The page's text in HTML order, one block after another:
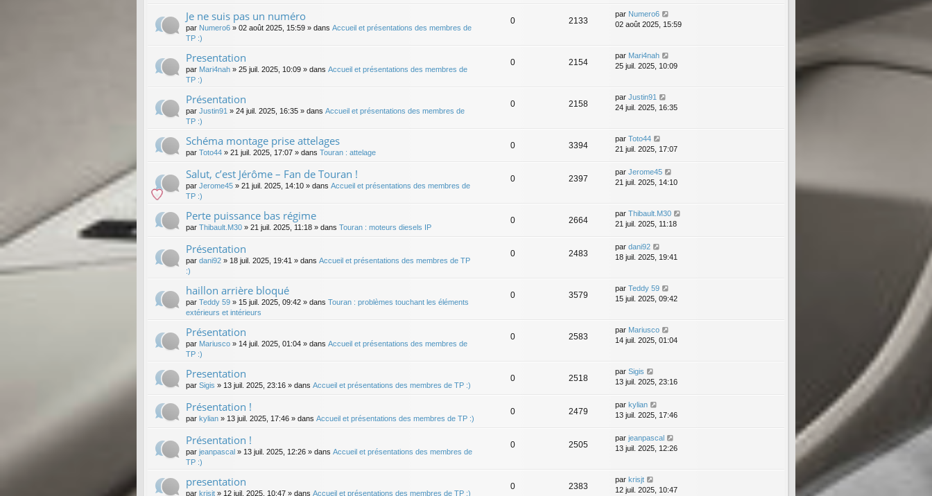
Je ne suis pas un numéro
par Numero6 » 02 août 2025, 15:59 » dans Accueil et présentations des membres de
TP :)
0 2133
par Numero6
02 août 2025, 15:59
Presentation
par Mari4nah » 25 juil. 2025, 10:09 » dans Accueil et présentations des membres de
TP :)
0 2154
par Mari4nah
25 juil. 2025, 10:09
Présentation
par Justin91 » 24 juil. 2025, 16:35 » dans Accueil et présentations des membres de
TP :)
0 2158
par Justin91
24 juil. 2025, 16:35
Schéma montage prise attelages
par Toto44 » 21 juil. 2025, 17:07 » dans Touran : attelage
0 3394
par Toto44
21 juil. 2025, 17:07
Salut, c’est Jérôme – Fan de Touran !
par Jerome45 » 21 juil. 2025, 14:10 » dans Accueil et présentations des membres de
TP :)
0 2397
par Jerome45
21 juil. 2025, 14:10
Perte puissance bas régime
par Thibault.M30 » 21 juil. 2025, 11:18 » dans Touran : moteurs diesels IP
0 2664
par Thibault.M30
21 juil. 2025, 11:18
Présentation
par dani92 » 18 juil. 2025, 19:41 » dans Accueil et présentations des membres de TP
:)
0 2483
par dani92
18 juil. 2025, 19:41
haillon arrière bloqué
par Teddy 59 » 15 juil. 2025, 09:42 » dans Touran : problèmes touchant les éléments
extérieurs et intérieurs
0 3579
par Teddy 59
15 juil. 2025, 09:42
Présentation
par Mariusco » 14 juil. 2025, 01:04 » dans Accueil et présentations des membres de
TP :)
0 2583
par Mariusco
14 juil. 2025, 01:04
Presentation
par Sigis » 13 juil. 2025, 23:16 » dans Accueil et présentations des membres de TP :)
0 2518
par Sigis
13 juil. 2025, 23:16
Présentation !
par kylian » 13 juil. 2025, 17:46 » dans Accueil et présentations des membres de TP :)
0 2479
par kylian
13 juil. 2025, 17:46
Présentation !
par jeanpascal » 13 juil. 2025, 12:26 » dans Accueil et présentations des membres de
TP :)
0 2505
par jeanpascal
13 juil. 2025, 12:26
presentation
par krisjt » 12 juil. 2025, 10:47 » dans Accueil et présentations des membres de TP :)
0 2383
par krisjt
12 juil. 2025, 10:47